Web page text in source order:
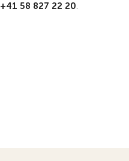
+41 58 827 22 20.